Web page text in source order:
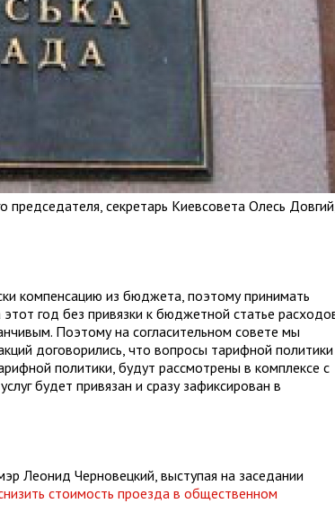
председателя, секретарь Киевсовета Олесь
компенсацию из бюджета, поэтому принимать
год без привязки к бюджетной статье
Поэтому на согласительном совете мы
договорились, что вопросы тарифной политики
политики, будут рассмотрены в комплексе с
будет привязан и сразу зафиксирован в
Леонид Черновецкий, выступая на заседании
стоимость проезда в общественном